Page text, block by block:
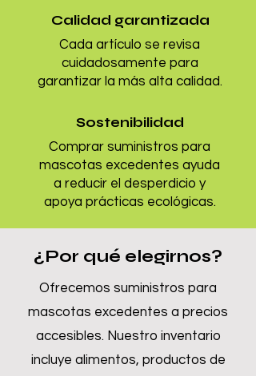
Calidad garantizada
Cada artículo se revisa
cuidadosamente para
garantizar la más alta calidad.
Sostenibilidad
Comprar suministros para
mascotas excedentes ayuda
a reducir el desperdicio y
apoya prácticas ecológicas.
¿Por qué elegirnos?
Ofrecemos suministros para
mascotas excedentes a precios
accesibles. Nuestro inventario
incluye alimentos, productos de